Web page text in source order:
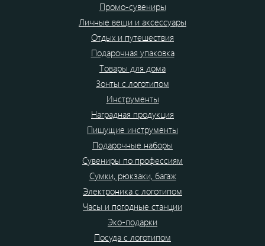
Промо-сувениры
Личные вещи и аксессуары
Отдых и путешествия
Подарочная упаковка
Товары для дома
Зонты с логотипом
Инструменты
Наградная продукция
Пишущие инструменты
Подарочные наборы
Сувениры по профессиям
Сумки, рюкзаки, багаж
Электроника с логотипом
Часы и погодные станции
Эко-подарки
Посуда с логотипом